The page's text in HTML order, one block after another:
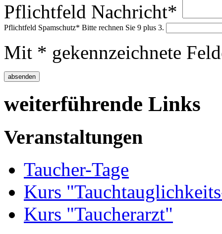
Pflichtfeld Nachricht*
Pflichtfeld Spamschutz* Bitte rechnen Sie 9 plus 3.
Mit * gekennzeichnete
weiterführende Links
Veranstaltungen
Taucher-Tage
Kurs
Kurs "Taucherarzt"